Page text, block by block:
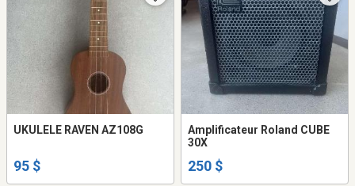
UKULELE RAVEN AZ108G
95 $
Amplificateur Roland CUBE
30X
250 $